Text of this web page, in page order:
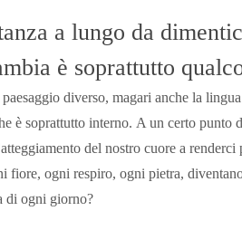
a lungo da
è soprattutto
diverso, magari anche la
è soprattutto interno. A un certo punto
del nostro cuore a
fiore, ogni respiro, ogni pietra,
di ogni giorno?